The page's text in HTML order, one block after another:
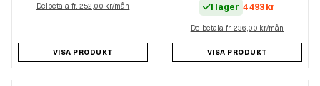
Delbetala fr. 252,00 kr/mån
VISA PRODUKT
I lager 4 493 kr
Delbetala fr. 236,00 kr/mån
VISA PRODUKT